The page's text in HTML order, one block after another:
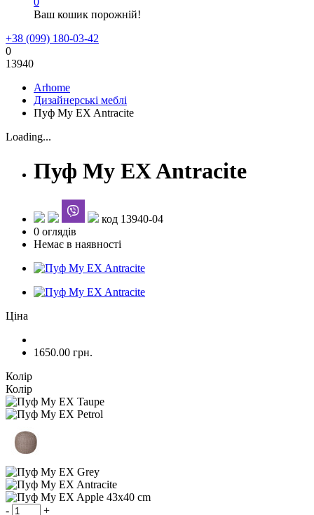
Ваш кошик порожній!
+38 (099) 180-03-42
0
13940
Arhome
Дизайнерські меблі
Пуф My EX Antracite
Loading...
Пуф My EX Antracite
код 13940-04
0 оглядів
Немає в наявності
Ціна
1650.00 грн.
Колір
Колір
- +